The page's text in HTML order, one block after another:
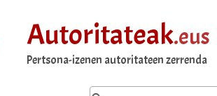
Autoritateak.eus
Pertsona-izenen autoritateen zerrenda